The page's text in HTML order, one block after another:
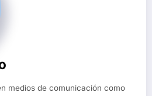
medios de comunicación como